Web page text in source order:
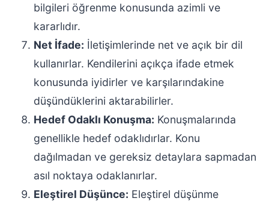
bilgileri öğrenme konusunda azimli ve
kararlıdır.
Net İfade: İletişimlerinde net ve açık bir dil
kullanırlar. Kendilerini açıkça ifade etmek
konusunda iyidirler ve karşılarındakine
düşündüklerini aktarabilirler.
Hedef Odaklı Konuşma: Konuşmalarında
genellikle hedef odaklıdırlar. Konu
dağılmadan ve gereksiz detaylara sapmadan
asıl noktaya odaklanırlar.
Eleştirel Düşünce: Eleştirel düşünme